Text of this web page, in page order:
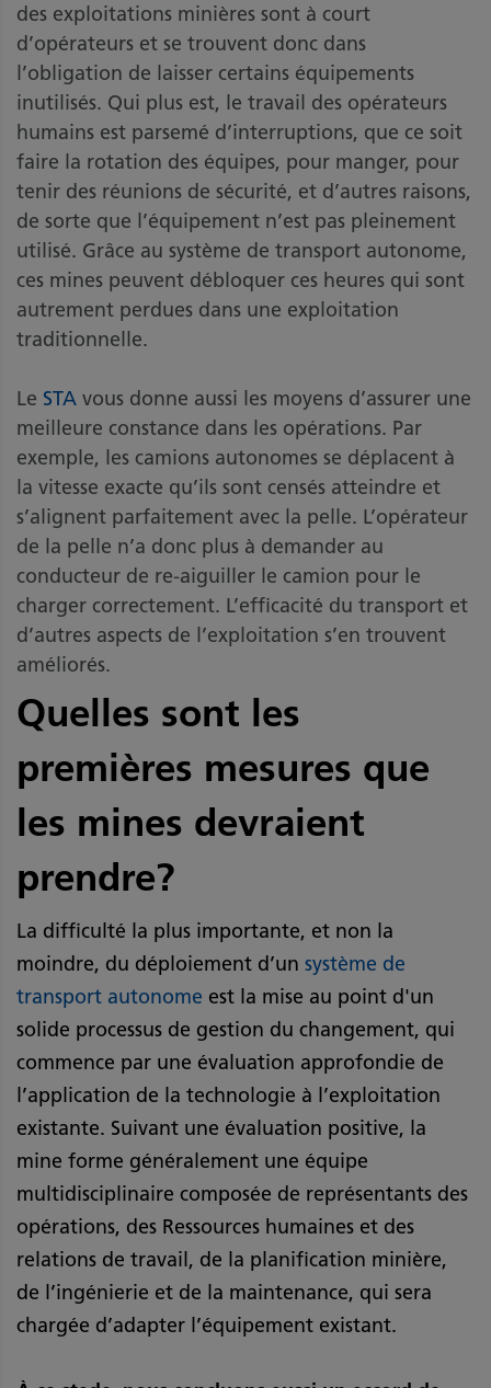
des exploitations minières sont à court
d’opérateurs et se trouvent donc dans
l’obligation de laisser certains équipements
inutilisés. Qui plus est, le travail des opérateurs
humains est parsemé d’interruptions, que ce soit
faire la rotation des équipes, pour manger, pour
tenir des réunions de sécurité, et d’autres raisons,
de sorte que l’équipement n’est pas pleinement
utilisé. Grâce au système de transport autonome,
ces mines peuvent débloquer ces heures qui sont
autrement perdues dans une exploitation
traditionnelle.
Le STA vous donne aussi les moyens d’assurer une
meilleure constance dans les opérations. Par
exemple, les camions autonomes se déplacent à
la vitesse exacte qu’ils sont censés atteindre et
s’alignent parfaitement avec la pelle. L’opérateur
de la pelle n’a donc plus à demander au
conducteur de re-aiguiller le camion pour le
charger correctement. L’efficacité du transport et
d’autres aspects de l’exploitation s’en trouvent
améliorés.
Quelles sont les
premières mesures que
les mines devraient
prendre?
La difficulté la plus importante, et non la
moindre, du déploiement d’un système de
transport autonome est la mise au point d'un
solide processus de gestion du changement, qui
commence par une évaluation approfondie de
l’application de la technologie à l’exploitation
existante. Suivant une évaluation positive, la
mine forme généralement une équipe
multidisciplinaire composée de représentants des
opérations, des Ressources humaines et des
relations de travail, de la planification minière,
de l’ingénierie et de la maintenance, qui sera
chargée d’adapter l’équipement existant.